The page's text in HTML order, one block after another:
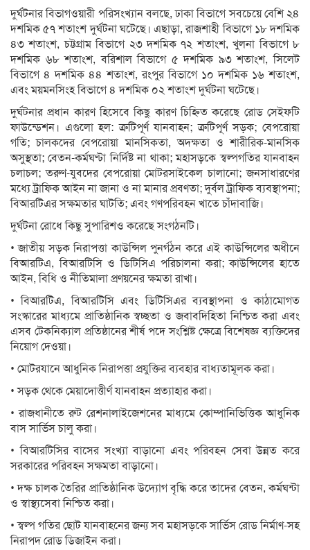
দুর্ঘটনার বিভাগওয়ারী পরিসংখ্যান বলছে, ঢাকা বিভাগে সবচেয়ে বেশি ২৪
দশমিক ৫৭ শতাংশ দুর্ঘটনা ঘটেছে। এছাড়া, রাজশাহী বিভাগে ১৮ দশমিক
৪৩ শতাংশ, চট্টগ্রাম বিভাগে ২৩ দশমিক ৭২ শতাংশ, খুলনা বিভাগে ৮
দশমিক ৬৮ শতাংশ, বরিশাল বিভাগে ৫ দশমিক ৯৩ শতাংশ, সিলেট
বিভাগে ৪ দশমিক ৪৪ শতাংশ, রংপুর বিভাগে ১০ দশমিক ১৬ শতাংশ,
এবং ময়মনসিংহ বিভাগে ৪ দশমিক ০২ শতাংশ দুর্ঘটনা ঘটেছে।
দুর্ঘটনার প্রধান কারণ হিসেবে কিছু কারণ চিহ্নিত করেছে রোড সেইফটি
ফাউন্ডেশন। এগুলো হল: ত্রুটিপূর্ণ যানবাহন; ত্রুটিপূর্ণ সড়ক; বেপরোয়া
গতি; চালকদের বেপরোয়া মানসিকতা, অদক্ষতা ও শারীরিক-মানসিক
অসুস্থতা; বেতন-কর্মঘণ্টা নির্দিষ্ট না থাকা; মহাসড়কে স্বল্পগতির যানবাহন
চলাচল; তরুণ-যুবদের বেপরোয়া মোটরসাইকেল চালানো; জনসাধারণের
মধ্যে ট্রাফিক আইন না জানা ও না মানার প্রবণতা; দুর্বল ট্রাফিক ব্যবস্থাপনা;
বিআরটিএর সক্ষমতার ঘাটতি; এবং গণপরিবহন খাতে চাঁদাবাজি।
দুর্ঘটনা রোধে কিছু সুপারিশও করেছে সংগঠনটি।
• জাতীয় সড়ক নিরাপত্তা কাউন্সিল পুনর্গঠন করে এই কাউন্সিলের অধীনে
বিআরটিএ, বিআরটিসি ও ডিটিসিএ পরিচালনা করা; কাউন্সিলের হাতে
আইন, বিধি ও নীতিমালা প্রণয়নের ক্ষমতা রাখা।
• বিআরটিএ, বিআরটিসি এবং ডিটিসিএর ব্যবস্থাপনা ও কাঠামোগত
সংস্কারের মাধ্যমে প্রাতিষ্ঠানিক স্বচ্ছতা ও জবাবদিহিতা নিশ্চিত করা এবং
এসব টেকনিক্যাল প্রতিষ্ঠানের শীর্ষ পদে সংশ্লিষ্ট ক্ষেত্রে বিশেষজ্ঞ ব্যক্তিদের
নিয়োগ দেওয়া।
• মোটরযানে আধুনিক নিরাপত্তা প্রযুক্তির ব্যবহার বাধ্যতামূলক করা।
• সড়ক থেকে মেয়াদোত্তীর্ণ যানবাহন প্রত্যাহার করা।
• রাজধানীতে রুট রেশনালাইজেশনের মাধ্যমে কোম্পানিভিত্তিক আধুনিক
বাস সার্ভিস চালু করা।
• বিআরটিসির বাসের সংখ্যা বাড়ানো এবং পরিবহন সেবা উন্নত করে
সরকারের পরিবহন সক্ষমতা বাড়ানো।
• দক্ষ চালক তৈরির প্রাতিষ্ঠানিক উদ্যোগ বৃদ্ধি করে তাদের বেতন, কর্মঘন্টা
ও স্বাস্থ্যসেবা নিশ্চিত করা।
• স্বল্প গতির ছোট যানবাহনের জন্য সব মহাসড়কে সার্ভিস রোড নির্মাণ-সহ
নিরাপদ রোড ডিজাইন করা।